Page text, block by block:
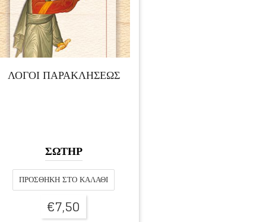
ΛΟΓΟΙ ΠΑΡΑΚΛΗΣΕΩΣ
ΣΩΤΗΡ
ΠΡΟΣΘΉΚΗ ΣΤΟ ΚΑΛΆΘΙ
€7,50